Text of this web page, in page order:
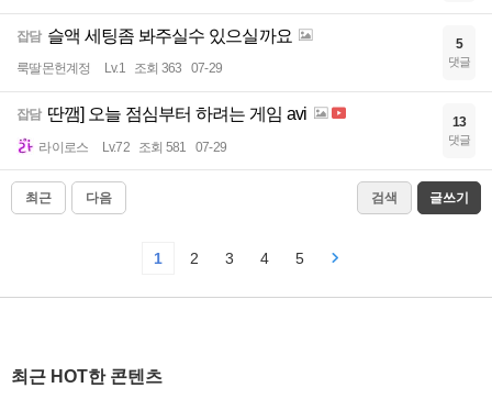
잡담 슬액 세팅좀 봐주실수 있으실까요
룩딸몬헌계정 Lv.1 조회 363 07-29
5
댓글
잡담 딴깸] 오늘 점심부터 하려는 게임 avi
라이로스 Lv.72 조회 581 07-29
13
댓글
최근 다음 검색 글쓰기
1 2 3 4 5
최근 HOT한 콘텐츠